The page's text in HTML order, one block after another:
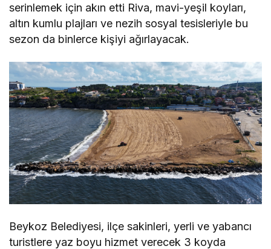
serinlemek için akın etti Riva, mavi-yeşil koyları,
altın kumlu plajları ve nezih sosyal tesisleriyle bu
sezon da binlerce kişiyi ağırlayacak.
Beykoz Belediyesi, ilçe sakinleri, yerli ve yabancı
turistlere yaz boyu hizmet verecek 3 koyda